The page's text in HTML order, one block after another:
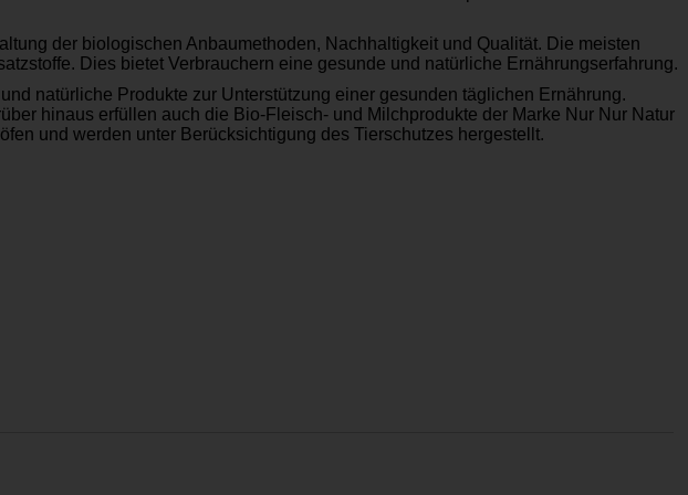
der biologischen Anbaumethoden, Nachhaltigkeit und Qualität. Die meisten
Dies bietet Verbrauchern eine gesunde und natürliche Ernährungserfahrung.
natürliche Produkte zur Unterstützung einer gesunden täglichen Ernährung.
hinaus erfüllen auch die Bio-Fleisch- und Milchprodukte der Marke Nur Nur Natur
und werden unter Berücksichtigung des Tierschutzes hergestellt.